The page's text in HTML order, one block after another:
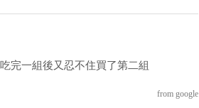
完一組後又忍不住買了第二組
from google